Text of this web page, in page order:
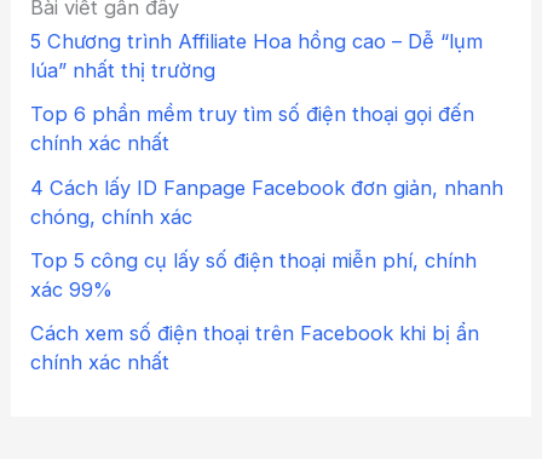
Bài viết gần đây
5 Chương trình Affiliate Hoa hồng cao – Dễ “lụm
lúa” nhất thị trường
Top 6 phần mềm truy tìm số điện thoại gọi đến
chính xác nhất
4 Cách lấy ID Fanpage Facebook đơn giản, nhanh
chóng, chính xác
Top 5 công cụ lấy số điện thoại miễn phí, chính
xác 99%
Cách xem số điện thoại trên Facebook khi bị ẩn
chính xác nhất